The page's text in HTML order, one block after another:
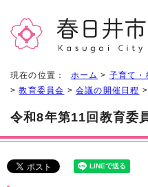
現在の位置： ホーム > 子育て・
>教育委員会 >会議の開催日程
令和8年第11回教育委